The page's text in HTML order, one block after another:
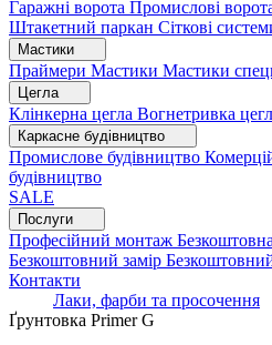
Гаражні ворота Промислові
Штакетний паркан Сіткові
Мастики
Праймери Мастики Мастики
Цегла
Клінкерна цегла Вогнетривка
Каркасне будівництво
Промислове будівництво
будівництво
SALE
Послуги
Професійний монтаж
Безкоштовний замір
Контакти
Лаки, фарби та просочення
Ґрунтовка Primer G